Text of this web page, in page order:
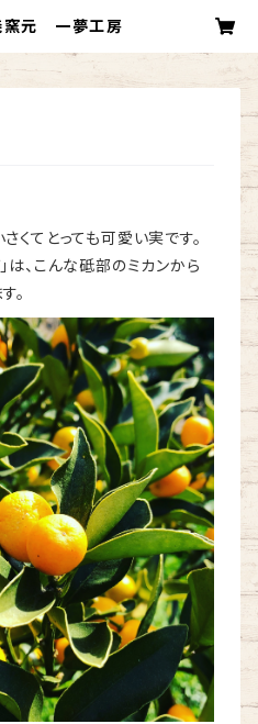
窯元 一夢工房
くてとっても可愛い実です。
は、こんな砥部のミカンから
。